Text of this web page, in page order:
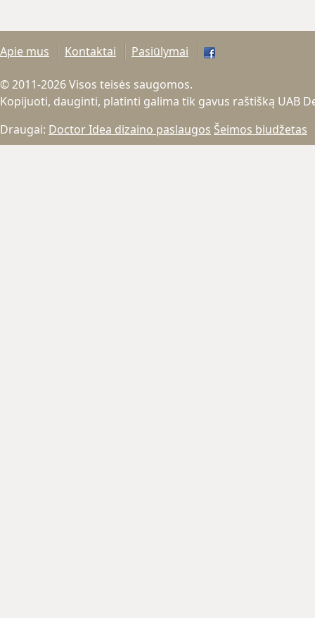
Apie mus Kontaktai Pasiūlymai
© 2011-2026 Visos teisės saugomos.
Kopijuoti, dauginti, platinti galima tik gavus raštišką UAB
Draugai: Doctor Idea dizaino paslaugos Šeimos biudžetas